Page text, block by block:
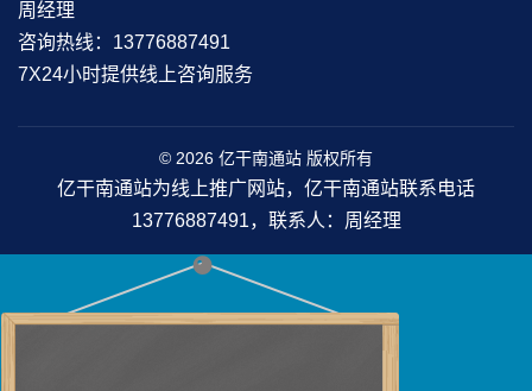
周经理
咨询热线：13776887491
7X24小时提供线上咨询服务
© 2026 亿干南通站 版权所有
亿干南通站为线上推广网站，亿干南通站联系电话
13776887491，联系人：周经理